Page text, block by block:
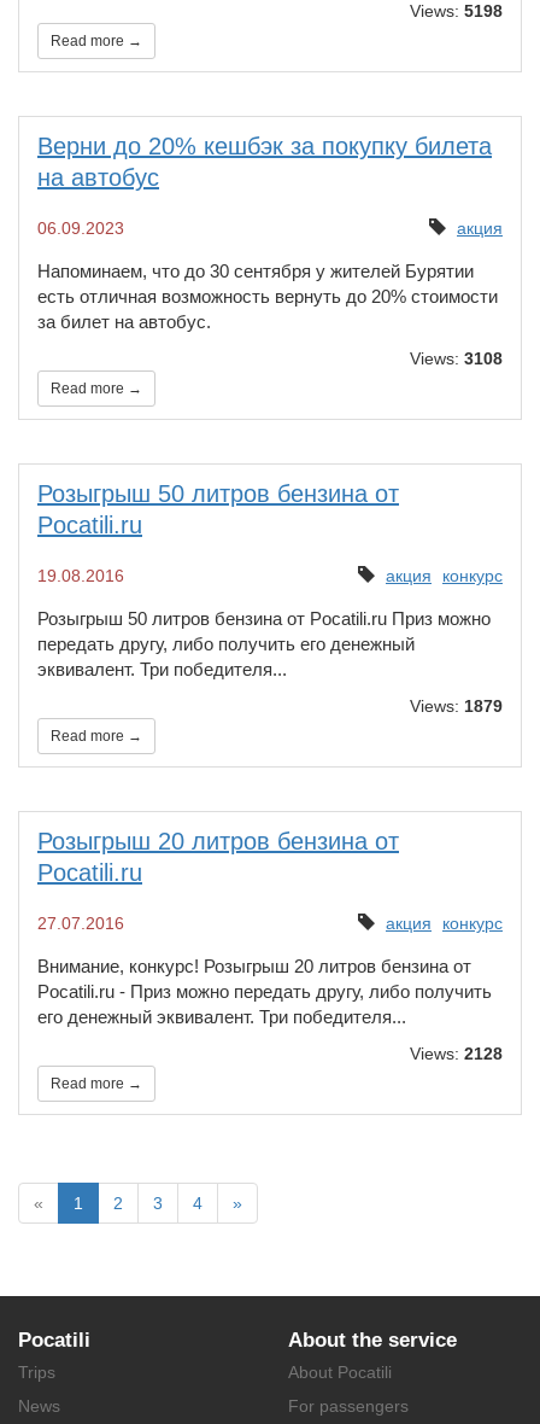
Views: 5198
Read more →
Верни до 20% кешбэк за покупку билета
на автобус
акция
06.09.2023
Напоминаем, что до 30 сентября у жителей Бурятии
есть отличная возможность вернуть до 20% стоимости
за билет на автобус.
Views: 3108
Read more →
Розыгрыш 50 литров бензина от
Pocatili.ru
акция конкурс
19.08.2016
Розыгрыш 50 литров бензина от Pocatili.ru Приз можно
передать другу, либо получить его денежный
эквивалент. Три победителя...
Views: 1879
Read more →
Розыгрыш 20 литров бензина от
Pocatili.ru
акция конкурс
27.07.2016
​Внимание, конкурс! Розыгрыш 20 литров бензина от
Pocatili.ru - Приз можно передать другу, либо получить
его денежный эквивалент. Три победителя...
Views: 2128
Read more →
« 1 2 3 4 »
Pocatili
Trips
News
About the service
About Pocatili
For passengers